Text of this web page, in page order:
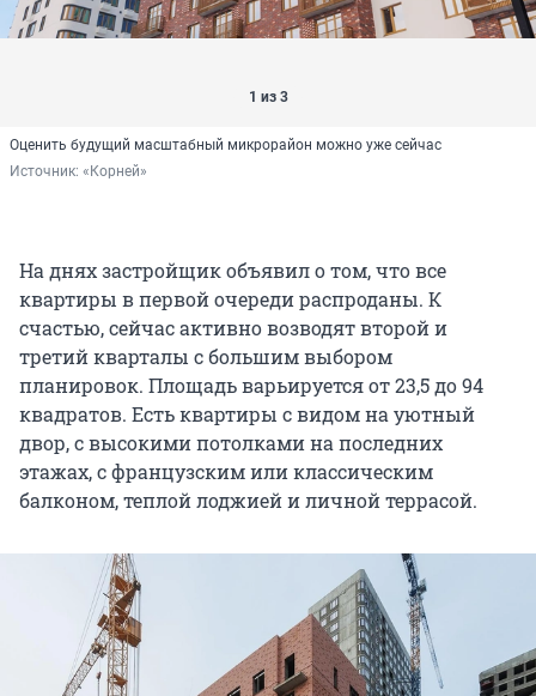
1 из 3
Оценить будущий масштабный микрорайон можно уже сейчас
Источник: «Корней»
На днях застройщик объявил о том, что все
квартиры в первой очереди распроданы. К
счастью, сейчас активно возводят второй и
третий кварталы с большим выбором
планировок. Площадь варьируется от 23,5 до 94
квадратов. Есть квартиры с видом на уютный
двор, с высокими потолками на последних
этажах, с французским или классическим
балконом, теплой лоджией и личной террасой.